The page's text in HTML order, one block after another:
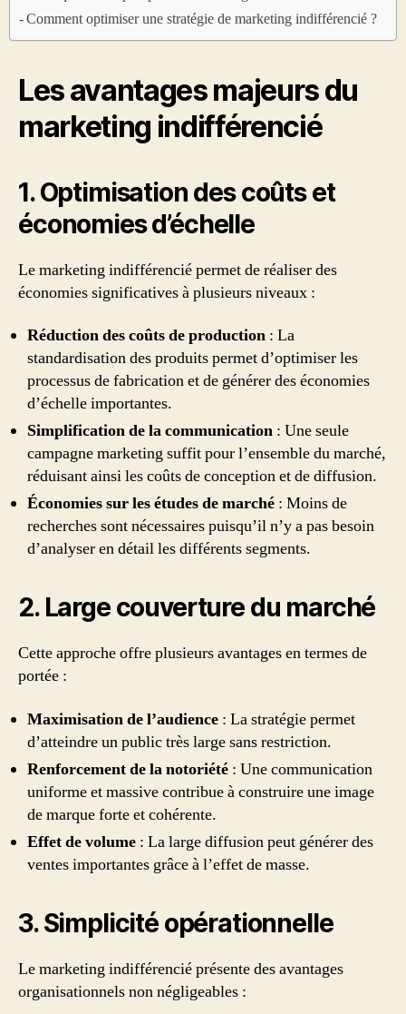
Comment optimiser une stratégie de marketing indifférencié ?
Les avantages majeurs du
marketing indifférencié
1. Optimisation des coûts et
économies d’échelle
Le marketing indifférencié permet de réaliser des
économies significatives à plusieurs niveaux :
Réduction des coûts de production : La
standardisation des produits permet d’optimiser les
processus de fabrication et de générer des économies
d’échelle importantes.
Simplification de la communication : Une seule
campagne marketing suffit pour l’ensemble du marché,
réduisant ainsi les coûts de conception et de diffusion.
Économies sur les études de marché : Moins de
recherches sont nécessaires puisqu’il n’y a pas besoin
d’analyser en détail les différents segments.
2. Large couverture du marché
Cette approche offre plusieurs avantages en termes de
portée :
Maximisation de l’audience : La stratégie permet
d’atteindre un public très large sans restriction.
Renforcement de la notoriété : Une communication
uniforme et massive contribue à construire une image
de marque forte et cohérente.
Effet de volume : La large diffusion peut générer des
ventes importantes grâce à l’effet de masse.
3. Simplicité opérationnelle
Le marketing indifférencié présente des avantages
organisationnels non négligeables :